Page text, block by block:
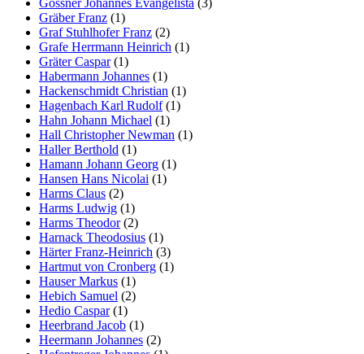
Gräber Franz (1)
Graf Stuhlhofer Franz (2)
Grafe Herrmann Heinrich (1)
Gräter Caspar(1)
Habermann Johannes (1)
Hackenschmidt Christian (1)
Hagenbach Karl Rudolf(1)
Hahn Johann Michael (1)
Hall Christopher Newman (1)
Haller Berthold (1)
Hamann Johann Georg (1)
Hansen Hans Nicolai (1)
Harms Claus (2)
Harms Ludwig (1)
Harms Theodor(2)
Harnack Theodosius (1)
Härter Franz-Heinrich (3)
Hartmut von Cronberg (1)
Hauser Markus (1)
Hebich Samuel (2)
Hedio Caspar(1)
Heerbrand Jacob (1)
Heermann Johannes (2)